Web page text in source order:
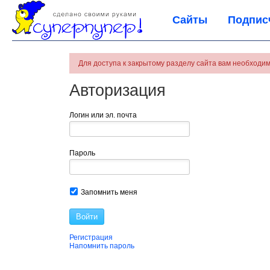
Сайты
Для доступа к закрытому разделу сайта вам
Авторизация
Логин или эл. почта
Пароль
Запомнить меня
Войти
Регистрация
Напомнить пароль